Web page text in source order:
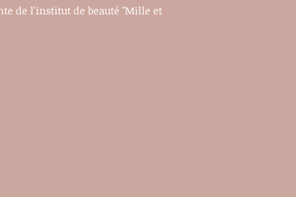
de l'institut de beauté "Mille et